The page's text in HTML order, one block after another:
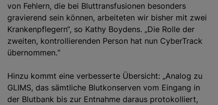
von Fehlern, die bei Bluttransfusionen besonders
gravierend sein können, arbeiteten wir bisher mit zwei
Krankenpflegern“, so Kathy Boydens. „Die Rolle der
zweiten, kontrollierenden Person hat nun CyberTrack
übernommen.“
Hinzu kommt eine verbesserte Übersicht: „Analog zu
GLIMS, das sämtliche Blutkonserven vom Eingang in
der Blutbank bis zur Entnahme daraus protokolliert,